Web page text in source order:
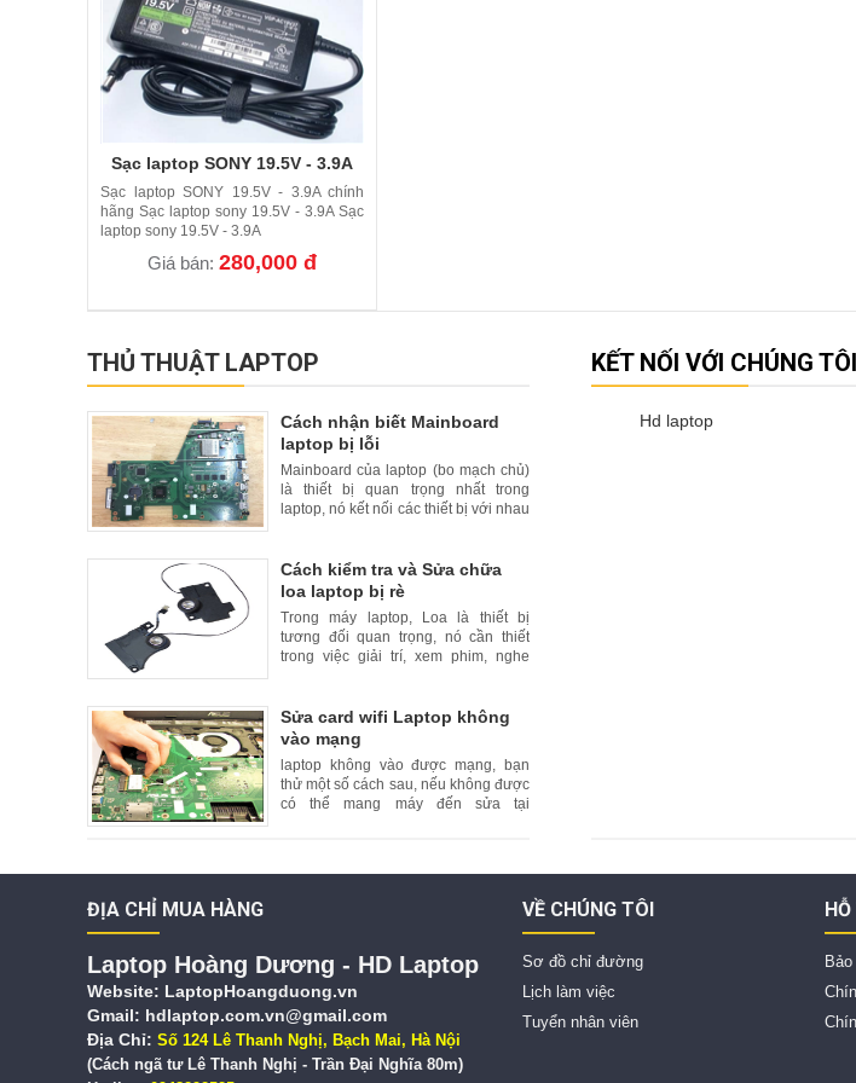
Sạc laptop SONY 19.5V - 3.9A
Sạc laptop SONY 19.5V - 3.9A chính
hãng Sạc laptop sony 19.5V - 3.9A Sạc
laptop sony 19.5V - 3.9A
Giá bán: 280,000 đ
THỦ THUẬT LAPTOP
Cách nhận biết Mainboard
laptop bị lỗi
Mainboard của laptop (bo mạch chủ)
là thiết bị quan trọng nhất trong
laptop, nó kết nối các thiết bị với nhau
sẽ hướng dẫn các b
Cách kiểm tra và Sửa chữa
loa laptop bị rè
Trong máy laptop, Loa là thiết bị
tương đối quan trọng, nó cần thiết
trong việc giải trí, xem phim, nghe
khiến người dùng laptop
Sửa card wifi Laptop không
vào mạng
laptop không vào được mạng, bạn
thử một số cách sau, nếu không được
có thể mang máy đến sửa tại
KẾT NỐI VỚI CHÚNG TÔI
Hd laptop
ĐỊA CHỈ MUA HÀNG
Laptop Hoàng Dương - HD Laptop
Website: LaptopHoangduong.vn
Gmail: hdlaptop.com.vn@gmail.com
Địa Chỉ: Số 124 Lê Thanh Nghị, Bạch Mai, Hà Nội
(Cách ngã tư Lê Thanh Nghị - Trần Đại Nghĩa 80m)
VỀ CHÚNG TÔI
Sơ đồ chỉ đường
Lịch làm việc
Tuyển nhân viên